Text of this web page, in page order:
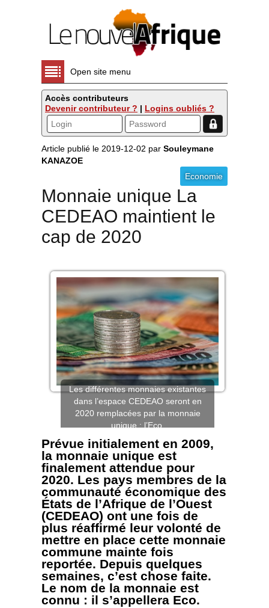
Open site menu
Accès contributeurs
Devenir contributeur ? | Logins oubliés ?
Article publié le 2019-12-02 par Souleymane
KANAZOE
Economie
Monnaie unique La
CEDEAO maintient le
cap de 2020
Les différentes monnaies existantes
dans l’espace CEDEAO seront en
2020 remplacées par la monnaie
unique : l’Eco.
Prévue initialement en 2009,
la monnaie unique est
finalement attendue pour
2020. Les pays membres de la
communauté économique des
États de l’Afrique de l’Ouest
(CEDEAO) ont une fois de
plus réaffirmé leur volonté de
mettre en place cette monnaie
commune mainte fois
reportée. Depuis quelques
semaines, c’est chose faite.
Le nom de la monnaie est
connu : il s’appellera Eco.